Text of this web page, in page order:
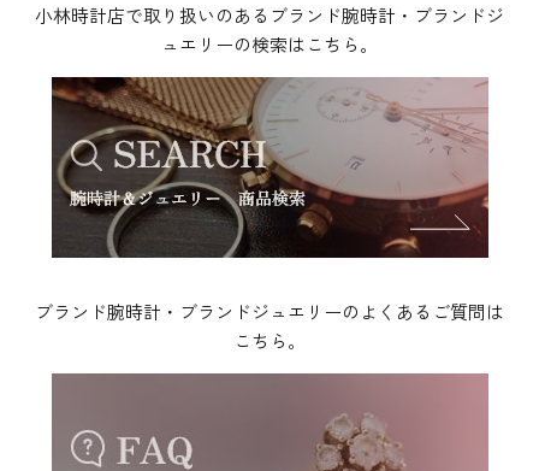
小林時計店で取り扱いのあるブランド腕時計・ブランドジ
ュエリーの検索はこちら。
ブランド腕時計・ブランドジュエリーのよくあるご質問は
こちら。